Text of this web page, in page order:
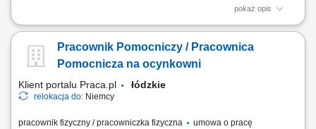
pokaż opis
Opis stanowiska Zabezpieczanie oraz ręczne pakowanie różnorodnych
sortowanie oraz przygotowywanie gotowych paczek do dalszego
transportu. Wykonywanie prostych, bieżących prac fizycznych na terenie
Pracownik Pomocniczy / Pracownica
Pomocnicza na ocynkowni
Klient portalu Praca.pl łódzkie
relokacja do: Niemcy
pracownik fizyczny / pracowniczka fizyczna
umowa o pracę